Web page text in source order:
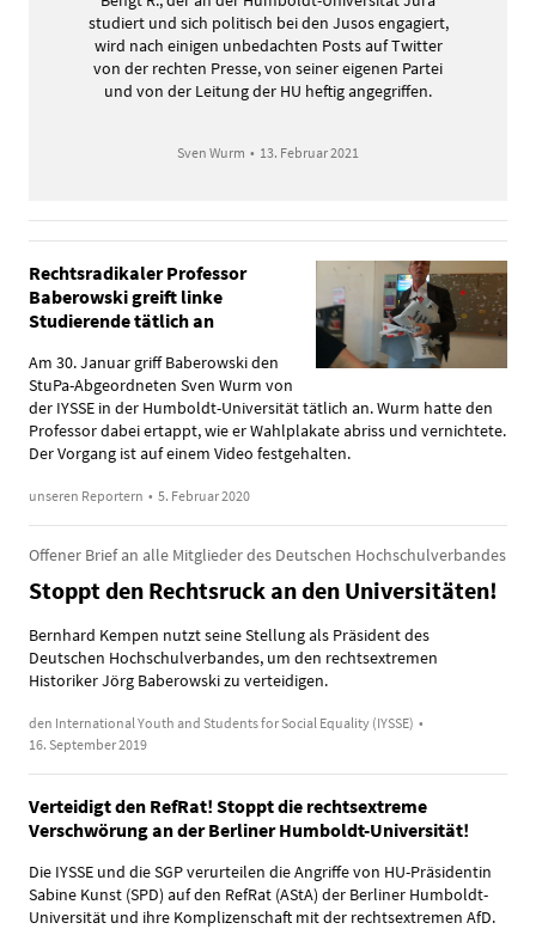
studiert und sich politisch bei den Jusos engagiert,
wird nach einigen unbedachten Posts auf Twitter
von der rechten Presse, von seiner eigenen Partei
und von der Leitung der HU heftig angegriffen.
Sven Wurm • 13. Februar 2021
Rechtsradikaler Professor
Baberowski greift linke
Studierende tätlich an
Am 30. Januar griff Baberowski den
StuPa-Abgeordneten Sven Wurm von
der IYSSE in der Humboldt-Universität tätlich an. Wurm hatte den
Professor dabei ertappt, wie er Wahlplakate abriss und vernichtete.
Der Vorgang ist auf einem Video festgehalten.
unseren Reportern • 5. Februar 2020
Offener Brief an alle Mitglieder des Deutschen Hochschulverbandes
Stoppt den Rechtsruck an den Universitäten!
Bernhard Kempen nutzt seine Stellung als Präsident des
Deutschen Hochschulverbandes, um den rechtsextremen
Historiker Jörg Baberowski zu verteidigen.
den International Youth and Students for Social Equality (IYSSE) •
16. September 2019
Verteidigt den RefRat! Stoppt die rechtsextreme
Verschwörung an der Berliner Humboldt-Universität!
Die IYSSE und die SGP verurteilen die Angriffe von HU-Präsidentin
Sabine Kunst (SPD) auf den RefRat (AStA) der Berliner Humboldt-
Universität und ihre Komplizenschaft mit der rechtsextremen AfD.